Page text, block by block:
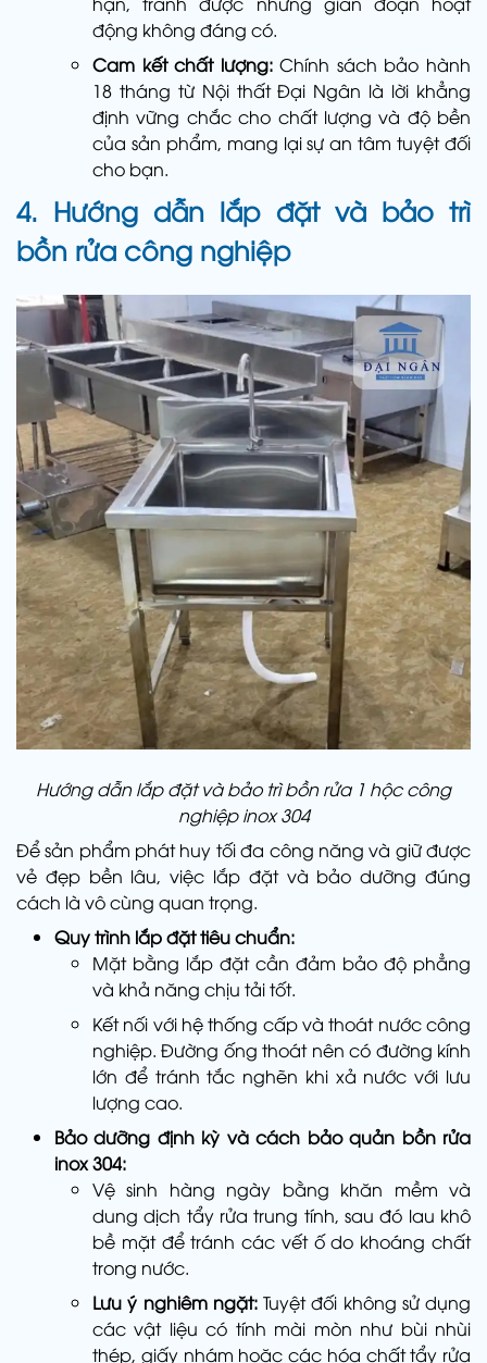
động không đáng có.
Cam kết chất lượng:Chính sách bảo hành
18 tháng từ Nội thất Đại Ngân là lời khẳng
định vững chắc cho chất lượng và độ bền
của sản phẩm, mang lại sự an tâm tuyệt đối
cho bạn.
4. Hướng dẫn lắp đặt và bảo trì
bồn rửa công nghiệp
Hướng dẫn lắp đặt và bảo trì bồn rửa 1 hộc công
nghiệp inox 304
Để sản phẩm phát huy tối đa công năng và giữ được
vẻ đẹp bền lâu, việc lắp đặt và bảo dưỡng đúng
cách là vô cùng quan trọng.
Quy trình lắp đặt tiêu chuẩn:
Mặt bằng lắp đặt cần đảm bảo độ phẳng
và khả năng chịu tải tốt.
Kết nối với hệ thống cấp và thoát nước công
nghiệp. Đường ống thoát nên có đường kính
lớn để tránh tắc nghẽn khi xả nước với lưu
lượng cao.
Bảo dưỡng định kỳ và cách bảo quản bồn rửa
inox 304:
Vệ sinh hàng ngày bằng khăn mềm và
dung dịch tẩy rửa trung tính, sau đó lau khô
bề mặt để tránh các vết ố do khoáng chất
trong nước.
Lưu ý nghiêm ngặt:Tuyệt đối không sử dụng
các vật liệu có tính mài mòn như bùi nhùi
thép, giấy nhám hoặc các hóa chất tẩy rửa